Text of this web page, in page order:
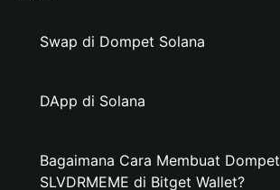
Swap di Dompet Solana
DApp di Solana
Bagaimana Cara Membuat Dompet
SLVDRMEME di Bitget Wallet?